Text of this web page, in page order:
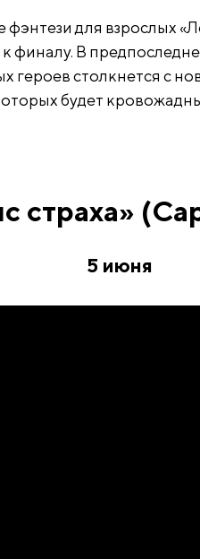
для взрослых
финалу. В
героев столкнется с
будет
страха»
5 июня